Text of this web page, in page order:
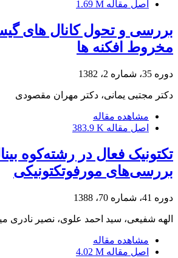
اصل مقاله 1.69 M
بررسی و تحول کانال های
مخروط افکنه ها
دوره 35، شماره 2، 1382
دکتر مجتبی یمانی، دکتر مهران مقصودی
مشاهده مقاله
اصل مقاله 383.9 K
تکتونیک فعال در رشته‌کوه
بررسی‌های مورفوتکتونیکی
دوره 41، شماره 70، 1388
الهه شفیعی، سید احمد علوی، نصیر نادری
مشاهده مقاله
اصل مقاله 4.02 M